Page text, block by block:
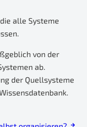
alle Systeme
von der
ab.
der Quellsysteme